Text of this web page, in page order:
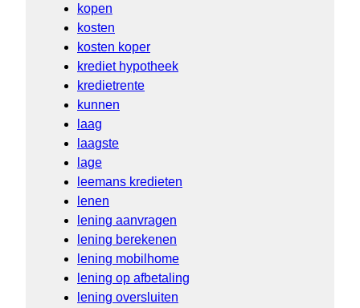
kopen
kosten
kosten koper
krediet hypotheek
kredietrente
kunnen
laag
laagste
lage
leemans kredieten
lenen
lening aanvragen
lening berekenen
lening mobilhome
lening op afbetaling
lening oversluiten